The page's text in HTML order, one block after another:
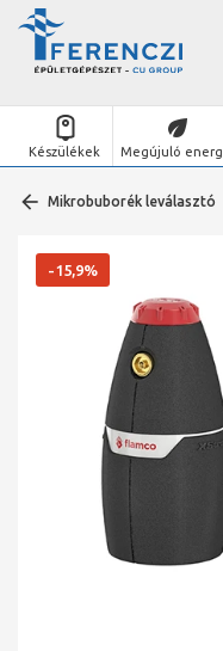
Készülékek Megújuló
Mikrobuborék leválasztó
-15,9%